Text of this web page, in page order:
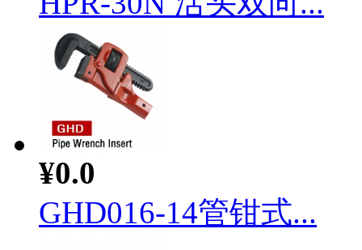
¥0.0
GHD016-14管钳式...